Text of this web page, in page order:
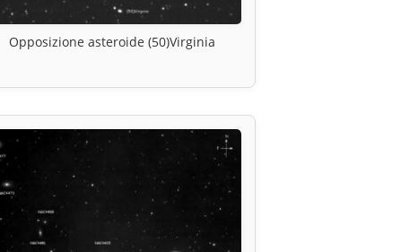
Opposizione asteroide (50)Virginia